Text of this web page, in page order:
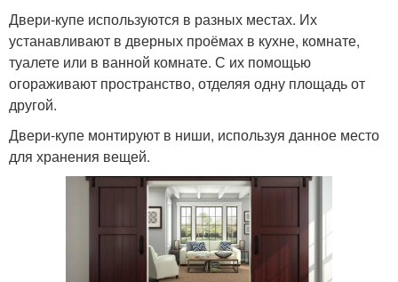
Двери-купе используются в разных местах. Их
устанавливают в дверных проёмах в кухне, комнате,
туалете или в ванной комнате. С их помощью
огораживают пространство, отделяя одну площадь от
другой.
Двери-купе монтируют в ниши, используя данное место
для хранения вещей.